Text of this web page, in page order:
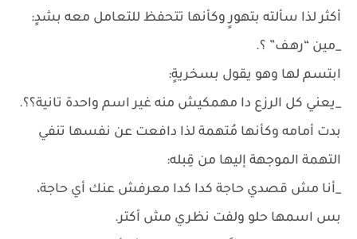
أكثر لذا سألته بتهورٍ وكأنها تتحفظ للتعامل معه بشدٍ:
_مين “رهـف” ؟.
ابتسم لها وهو يقول بسخريةٍ:
_يعني كل الرزع دا مهمكيش منه غير اسم واحدة تانية؟؟.
بدت أمامه وكأنها مُتهمة لذا دافعت عن نفسها تنفي
التهمة الموجهة إليها من قِبله:
_أنا مش قصدي حاجة كدا كدا معرفش عنك أي حاجة،
بس اسمها حلو ولفت نظري مش أكتر.